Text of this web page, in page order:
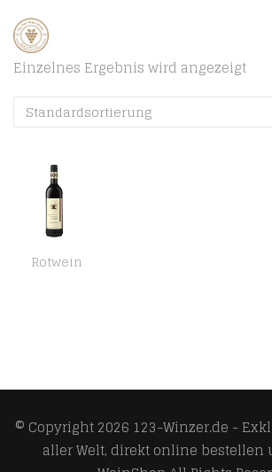
Einzelnes Ergebnis wird angezeigt
Standardsortierung
Rotwein
© Copyright 2026 123-Winzer.de -
aller Welt, direkt online bestellen